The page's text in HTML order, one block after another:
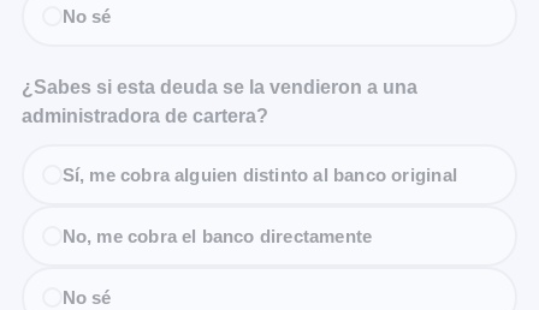
No sé
¿Sabes si esta deuda se la vendieron a una
administradora de cartera?
Sí, me cobra alguien distinto al banco original
No, me cobra el banco directamente
No sé